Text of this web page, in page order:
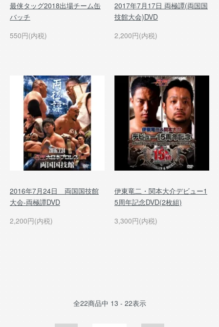
最侠タッグ2018出場チーム缶
バッチ
550円(内税)
2017年7月17日 両極譚(両国国
技館大会)DVD
2,200円(内税)
2016年7月24日 両国国技館
大会-両極譚DVD
2,200円(内税)
伊東竜二・関本大介デビュー1
5周年記念DVD(2枚組)
3,300円(内税)
全22商品中 13 - 22表示